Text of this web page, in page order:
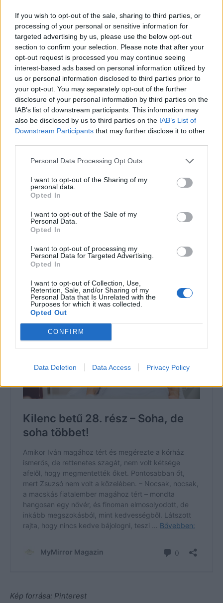
If you wish to opt-out of the sale, sharing to third parties, or
processing of your personal or sensitive information for
targeted advertising by us, please use the below opt-out
section to confirm your selection. Please note that after your
opt-out request is processed you may continue seeing
interest-based ads based on personal information utilized by
us or personal information disclosed to third parties prior to
your opt-out. You may separately opt-out of the further
disclosure of your personal information by third parties on the
IAB’s list of downstream participants. This information may
also be disclosed by us to third parties on the IAB’s List of
Downstream Participants that may further disclose it to other
Personal Data Processing Opt Outs
I want to opt-out of the Sharing of my
personal data.
Opted In
I want to opt-out of the Sale of my
Personal Data.
Opted In
I want to opt-out of processing my
Personal Data for Targeted Advertising.
Opted In
I want to opt-out of Collection, Use,
Retention, Sale, and/or Sharing of my
Personal Data that Is Unrelated with the
Purposes for which it was collected.
Opted Out
CONFIRM
Data Deletion Data Access Privacy Policy
– Mi a jó francot csináltál?– kérdezte, ahogy odaért
mellé. Az persze nem hallott semmit.
Mielőtt felránthatta volna a kocsi ajtaját, fékezett
mellettük egy másik, egy kék Lada.
– Mi történt? Miben segíthetünk?– ugrott ki egy
nagydarab férfi, Ivánnak ismerős volt.
– Azt hiszem, ez a barom belénk jött– közölte, miközben
– Azonnal szólok a mentősöknek! Segíthetünk
valahogyan? Egyedül vagy?
– kérdezte a termetes férfi.
– Nem, egy lánnyal, és azt se tudom…
– Mielőtt azonban
befejezte volna a mondatot összerogyott. Feje nagyot
szitáló eső még reménytelenebbé tette a helyzetet. A
februári ég alatt varjak károgtak a távolban, és egy-egy
autó suhant el sietősen a baleset mellett meg sem állva.
Kép forrása: Pinterest